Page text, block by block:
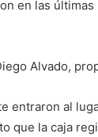
en las
Alvado,
entraron al
que la caja